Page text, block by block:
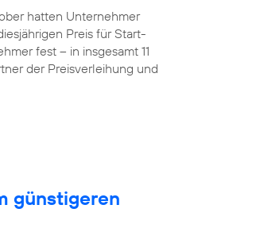
hatten Unternehmer
Preis für Start-
fest – in insgesamt 11
der Preisverleihung und
günstigeren